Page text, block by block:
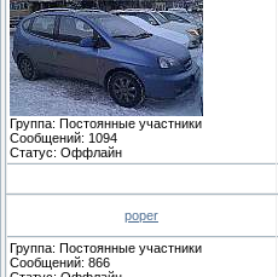
Группа: Постоянные участники
Сообщений: 1094
Статус: Оффлайн
poper
Группа: Постоянные участники
Сообщений: 866